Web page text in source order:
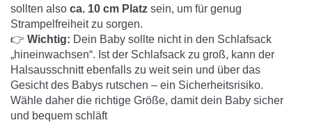
sollten also ca. 10 cm Platz sein, um für genug
Strampelfreiheit zu sorgen.
👉 Wichtig: Dein Baby sollte nicht in den Schlafsack
„hineinwachsen“. Ist der Schlafsack zu groß, kann der
Halsausschnitt ebenfalls zu weit sein und über das
Gesicht des Babys rutschen – ein Sicherheitsrisiko.
Wähle daher die richtige Größe, damit dein Baby sicher
und bequem schläft